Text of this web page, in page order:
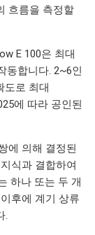
흐름을 측정할
E 100은 최대
동합니다. 2~6인
도로 최대
에 따라 공인된
에 의해 결정된
식과 결합하여
하나 또는 두 개
후에 계기 상류
.